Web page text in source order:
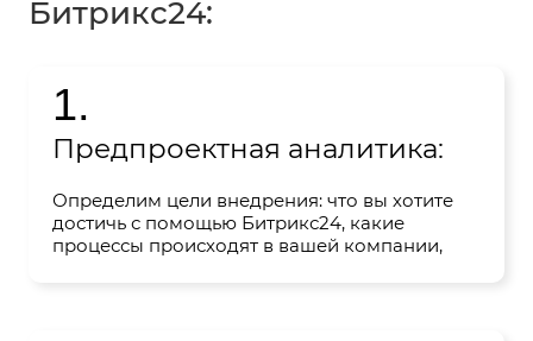
Битрикс24:
1.
Предпроектная аналитика:
Определим цели внедрения: что вы хотите
достичь с помощью Битрикс24, какие
процессы происходят в вашей компании,